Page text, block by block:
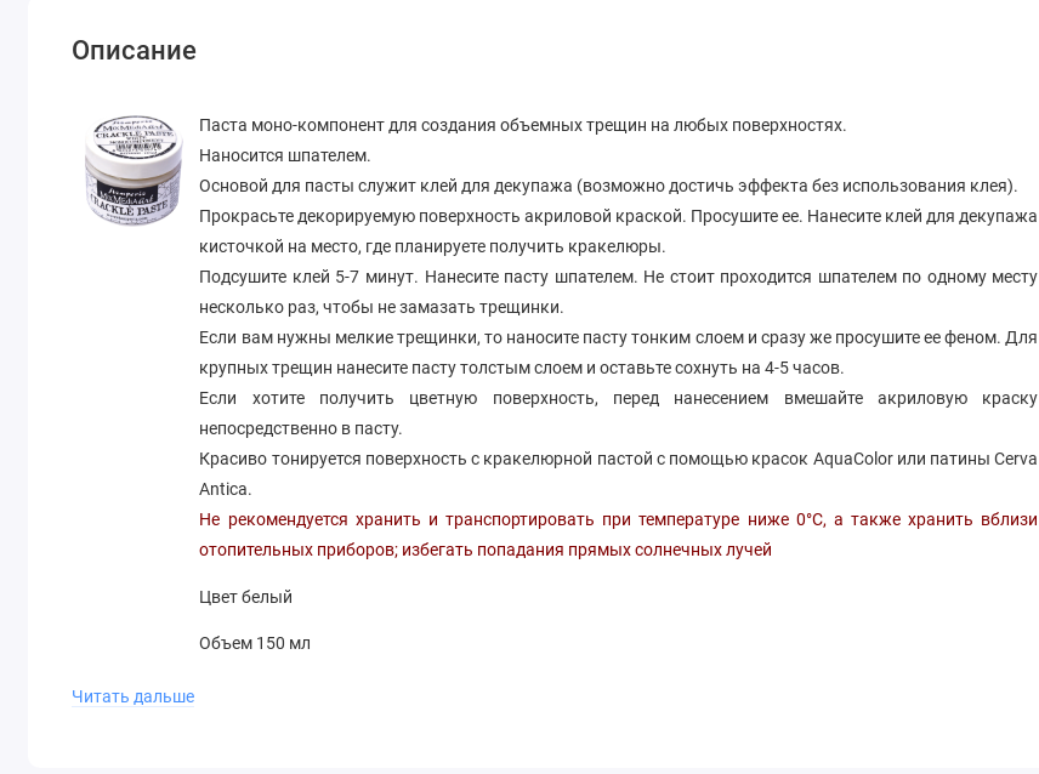
Описание
Паста моно-компонент для создания объемных трещин на любых поверхностях.
Наносится шпателем.
Основой для пасты служит клей для декупажа (возможно достичь эффекта без использования клея).
Прокрасьте декорируемую поверхность акриловой краской. Просушите ее. Нанесите клей для декупажа
кисточкой на место, где планируете получить кракелюры.
Подсушите клей 5-7 минут. Нанесите пасту шпателем. Не стоит проходится шпателем по одному месту
несколько раз, чтобы не замазать трещинки.
Если вам нужны мелкие трещинки, то наносите пасту тонким слоем и сразу же просушите ее феном. Для
крупных трещин нанесите пасту толстым слоем и оставьте сохнуть на 4-5 часов.
Если хотите получить цветную поверхность, перед нанесением вмешайте акриловую краску
непосредственно в пасту.
Красиво тонируется поверхность с кракелюрной пастой с помощью красок AquaColor или патины Cerva
Antica.
Не рекомендуется хранить и транспортировать при температуре ниже 0°С, а также хранить вблизи
отопительных приборов; избегать попадания прямых солнечных лучей
Цвет белый
Объем 150 мл
Читать дальше